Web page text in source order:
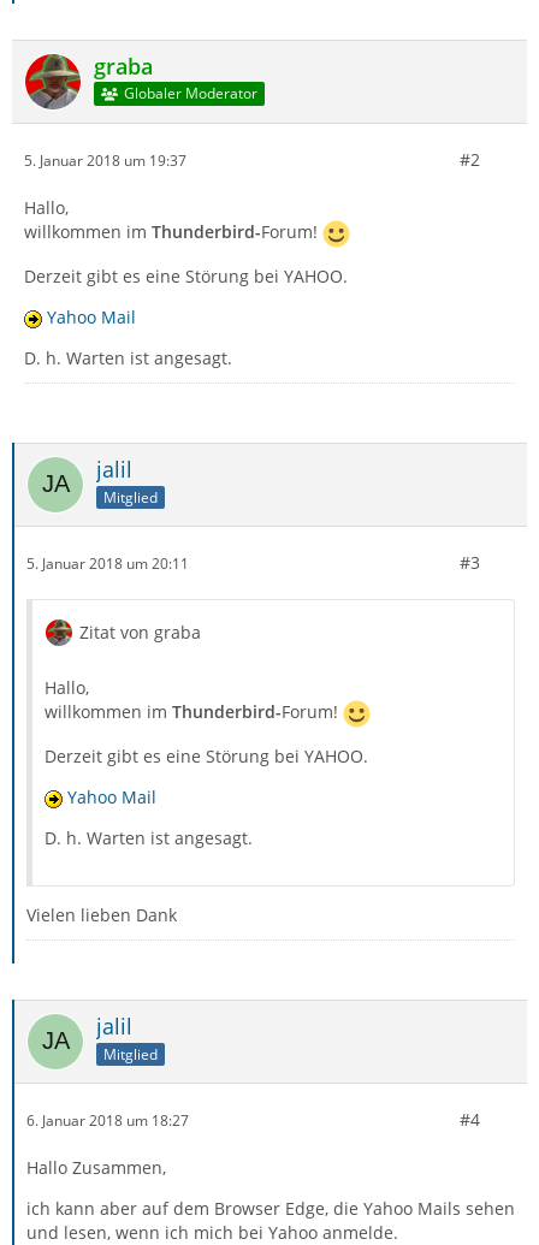
graba
Globaler Moderator
5. Januar 2018 um 19:37 #2
Hallo,
willkommen im Thunderbird-Forum!
Derzeit gibt es eine Störung bei YAHOO.
Yahoo Mail
D. h. Warten ist angesagt.
jalil
Mitglied
5. Januar 2018 um 20:11 #3
Zitat von graba
Hallo,
willkommen im Thunderbird-Forum!
Derzeit gibt es eine Störung bei YAHOO.
Yahoo Mail
D. h. Warten ist angesagt.
Vielen lieben Dank
jalil
Mitglied
6. Januar 2018 um 18:27 #4
Hallo Zusammen,
ich kann aber auf dem Browser Edge, die Yahoo Mails sehen
und lesen, wenn ich mich bei Yahoo anmelde.